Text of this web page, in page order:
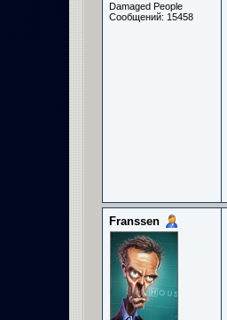
Damaged People
Сообщений: 15458
Franssen